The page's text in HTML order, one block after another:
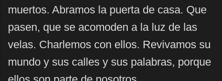
muertos. Abramos la puerta de casa. Que
pasen, que se acomoden a la luz de las
velas. Charlemos con ellos. Revivamos su
mundo y sus calles y sus palabras, porque